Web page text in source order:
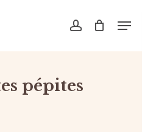
account
pépites